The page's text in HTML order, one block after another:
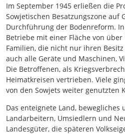
Im September 1945 erließen die
Sowjetischen Besatzungszone auf
Durchführung der Bodenreform.
Betriebe mit einer Fläche von
Familien, die nicht nur ihren
auch alle Geräte und Maschinen,
Die Betroffenen, als
Heimatkreisen vertrieben. Viele
von den Sowjets weiter genutzten
Das enteignete Land,
Landarbeitern, Umsiedlern und
Landesgüter, die späteren